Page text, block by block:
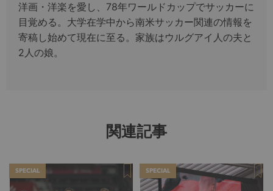
洋画・洋楽を愛し、78年ワールドカップでサッカーに
目覚める。大学在学中から南米サッカー関連の情報を
寄稿し始めて現在に至る。家族はウルグアイ人の夫と
2人の娘。
関連記事
SPECIAL SPECIAL